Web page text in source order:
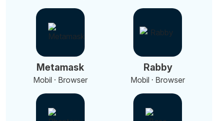
Metamask
Mobil · Browser
Rabby
Mobil · Browser